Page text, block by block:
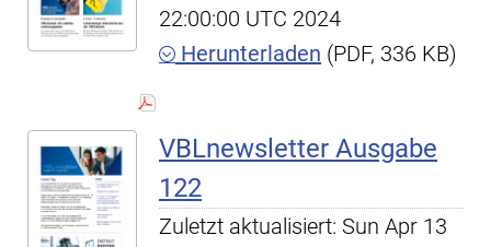
22:00:00 UTC 2024
Herunterladen (PDF, 336 KB)
VBLnewsletter Ausgabe
122
Zuletzt aktualisiert: Sun Apr 13